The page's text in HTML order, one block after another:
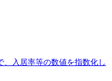
、入居率等の数値を指数化し